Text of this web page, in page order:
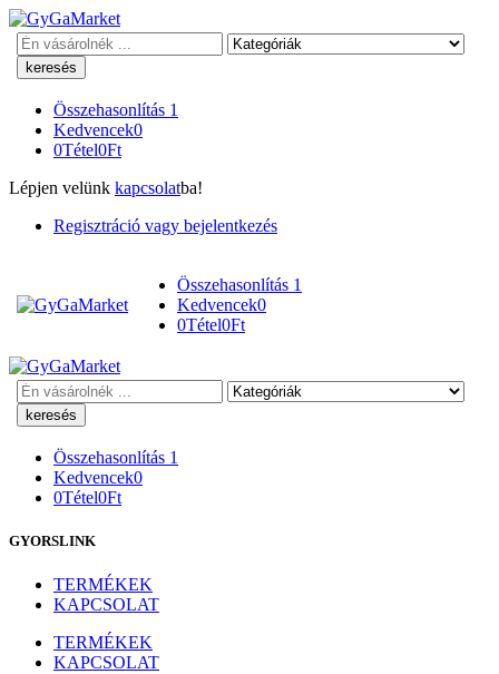
Keresés
Összehasonlítás 1
Kedvencek0
0Tétel0Ft
Lépjen velünk kapcsolatba!
Regisztráció vagy bejelentkezés
Összehasonlítás 1
Kedvencek0
0Tétel0Ft
Keresés
Összehasonlítás 1
Kedvencek0
0Tétel0Ft
GYORSLINK
TERMÉKEK
KAPCSOLAT
TERMÉKEK
KAPCSOLAT